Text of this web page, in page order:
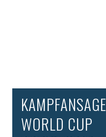
KAMPFANSAGE
WORLD CUP